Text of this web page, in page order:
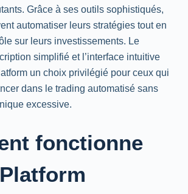
Grâce à ses outils sophistiqués,
automatiser leurs stratégies tout en
sur leurs investissements. Le
simplifié et l’interface intuitive
un choix privilégié pour ceux qui
dans le trading automatisé sans
excessive.
fonctionne